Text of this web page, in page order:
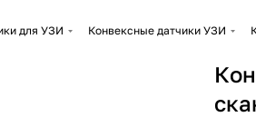
для УЗИ Конвексные датчики УЗИ